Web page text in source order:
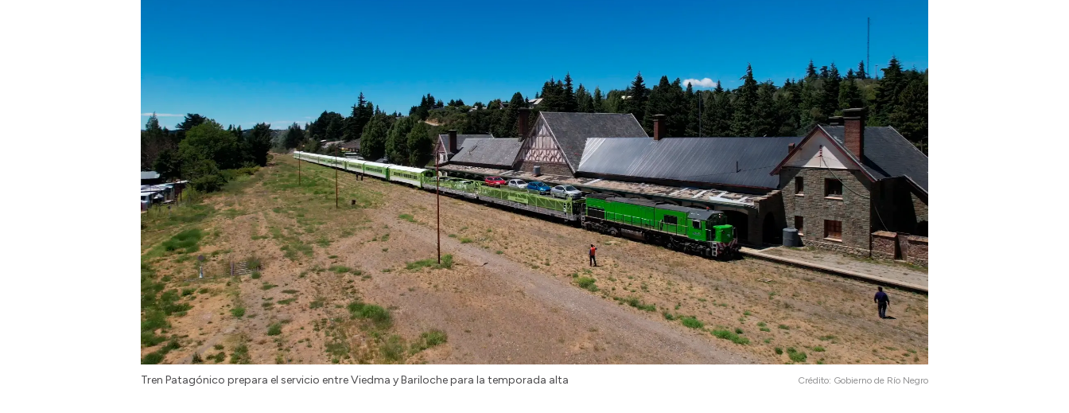
Tren Patagónico prepara el servicio entre Viedma y Bariloche para la temporada alta Crédito: Gobierno de Río Negro